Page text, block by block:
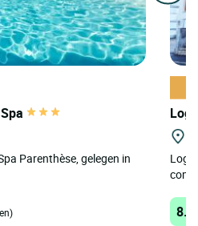
Parenthèse, gelegen in